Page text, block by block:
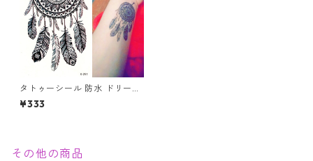
タトゥーシール 防水 ドリーム
キャッチャー 刺青 入れ墨 墨
フェス オマケ付
¥333
その他の商品